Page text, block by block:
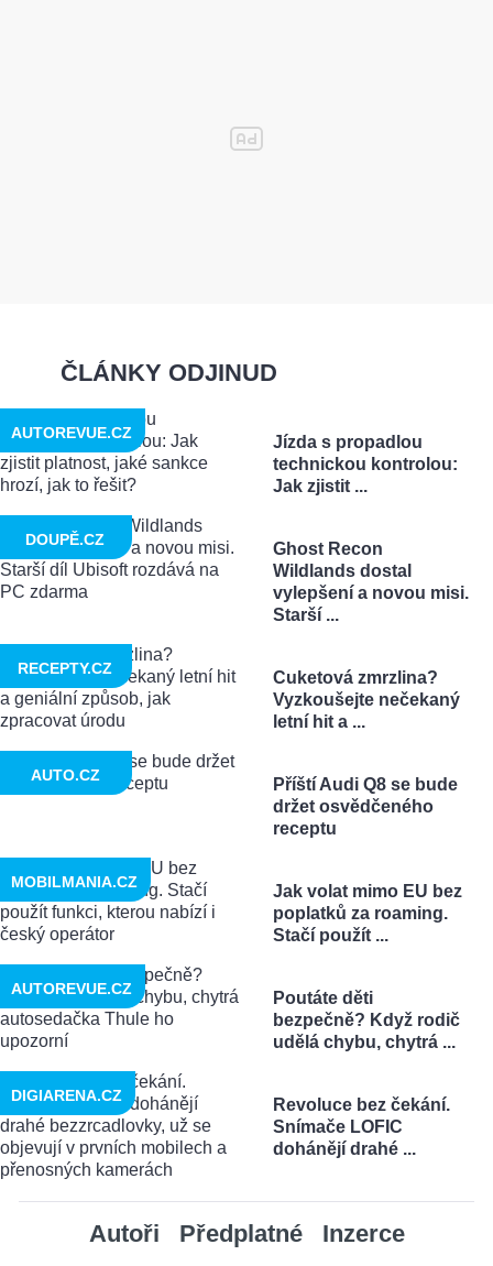
ČLÁNKY ODJINUD
Jízda s propadlou
technickou kontrolou:
Jak zjistit ...
AUTOREVUE.CZ
Ghost Recon
Wildlands dostal
vylepšení a novou misi.
Starší ...
DOUPĚ.CZ
Cuketová zmrzlina?
Vyzkoušejte nečekaný
letní hit a ...
RECEPTY.CZ
Příští Audi Q8 se bude
držet osvědčeného
receptu
AUTO.CZ
Jak volat mimo EU bez
poplatků za roaming.
Stačí použít ...
MOBILMANIA.CZ
Poutáte děti
bezpečně? Když rodič
udělá chybu, chytrá ...
AUTOREVUE.CZ
Revoluce bez čekání.
Snímače LOFIC
dohánějí drahé ...
DIGIARENA.CZ
Autoři Předplatné Inzerce